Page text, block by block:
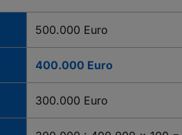
500.000 Euro
400.000 Euro
300.000 Euro